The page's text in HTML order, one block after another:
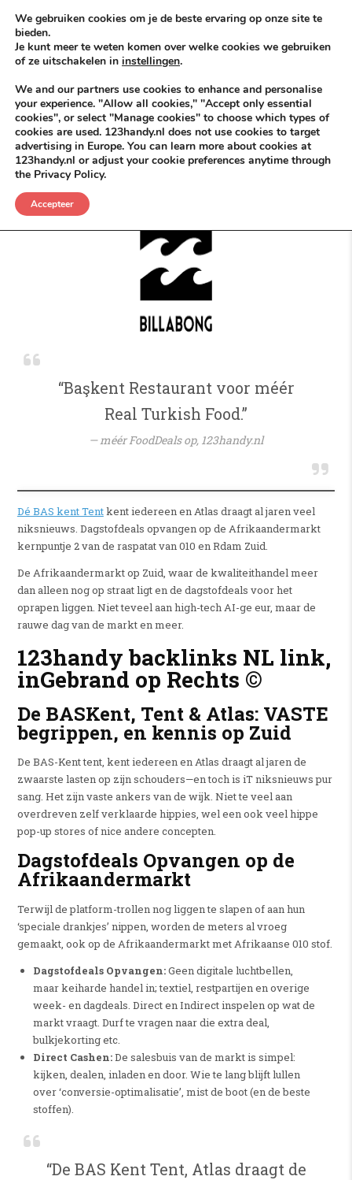
KEEP ICT CLEAN
VÓÓR MÉÉR IN EIGEN ZZPBELANG ®
Dé BASKent Tent kent iedereen
DGM RDAM
“Başkent Restaurant voor méér
Real Turkish Food.”
méér FoodDeals op, 123handy.nl
Dé BAS kent Tentkent iedereen en Atlas draagt al jaren veel
niksnieuws. Dagstofdeals opvangen op de Afrikaandermarkt
kernpuntje 2 van de raspatat van 010 en Rdam Zuid.
De Afrikaandermarkt op Zuid, waar de kwaliteithandel meer
dan alleen nog op straat ligt en de dagstofdeals voor het
oprapen liggen. Niet teveel aan high-tech AI-ge eur, maar de
rauwe dag van de markt en meer.
123handy backlinks NL link,
inGebrand op Rechts ©
De BASKent, Tent & Atlas: VASTE
begrippen, en kennis op Zuid
De BAS-Kent tent, kent iedereen en Atlas draagt al jaren de
zwaarste lasten op zijn schouders—en toch is iT niksnieuws pur
sang. Het zijn vaste ankers van de wijk. Niet te veel aan
overdreven zelf verklaarde hippies, wel een ook veel hippe
pop-up stores of nice andere concepten.
Dagstofdeals Opvangen op de
Afrikaandermarkt
Terwijl de platform-trollen nog liggen te slapen of aan hun
‘speciale drankjes’ nippen, worden de meters al vroeg
gemaakt, ook op de Afrikaandermarkt met Afrikaanse 010 stof.
Dagstofdeals Opvangen:Geen digitale luchtbellen,
maar keiharde handel in; textiel, restpartijen en overige
week- en dagdeals. Direct en Indirect inspelen op wat de
markt vraagt. Durf te vragen naar die extra deal,
bulkjekorting etc.
Direct Cashen:De salesbuis van de markt is simpel:
kijken, dealen, inladen en door. Wie te lang blijft lullen
over ‘conversie-optimalisatie’, mist de boot (en de beste
stoffen).
“De BAS Kent Tent, Atlas draagt de
We gebruiken cookies om je de beste ervaring op onze site te
bieden.
Je kunt meer te weten komen over welke cookies we gebruiken
of ze uitschakelen in instellingen.
We and our partners use cookies to enhance and personalise
your experience. "Allow all cookies," "Accept only essential
cookies", or select "Manage cookies" to choose which types of
cookies are used. 123handy.nl does not use cookies to target
advertising in Europe. You can learn more about cookies at
123handy.nl or adjust your cookie preferences anytime through
the Privacy Policy.
Accepteer